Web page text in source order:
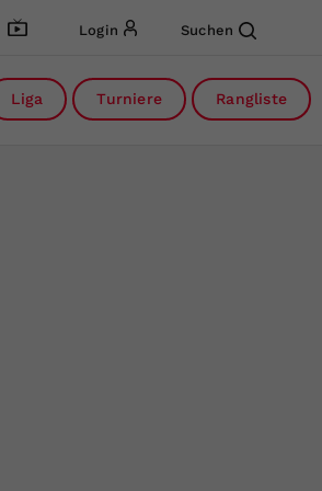
Login Suchen
Liga Turniere Rangliste